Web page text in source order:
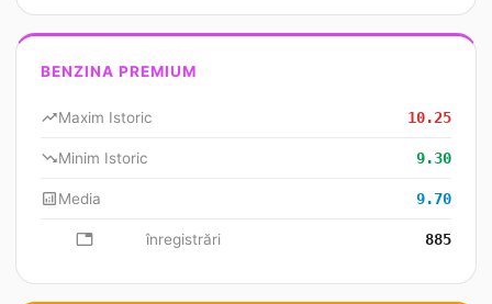
BENZINA PREMIUM
trending_upMaxim Istoric 10.25
trending_downMinim Istoric 9.30
analyticsMedia 9.70
database înregistrări 885